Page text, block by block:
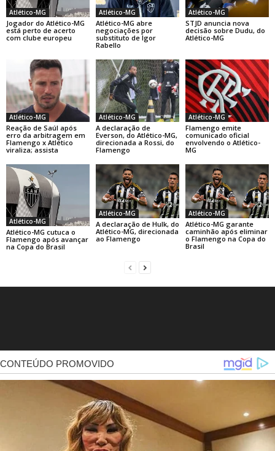
Atlético-MG
Jogador do Atlético-MG
está perto de acerto
com clube europeu
Atlético-MG
Atlético-MG abre
negociações por
substituto de Igor
Rabello
Atlético-MG
STJD anuncia nova
decisão sobre Dudu, do
Atlético-MG
Atlético-MG
Reação de Saúl após
erro da arbitragem em
Flamengo x Atlético
viraliza; assista
Atlético-MG
A declaração de
Everson, do Atlético-MG,
direcionada a Rossi, do
Flamengo
Atlético-MG
Flamengo emite
comunicado oficial
envolvendo o Atlético-
MG
Atlético-MG
Atlético-MG cutuca o
Flamengo após avançar
na Copa do Brasil
Atlético-MG
A declaração de Hulk, do
Atlético-MG, direcionada
ao Flamengo
Atlético-MG
Atlético-MG garante
caminhão após eliminar
o Flamengo na Copa do
Brasil